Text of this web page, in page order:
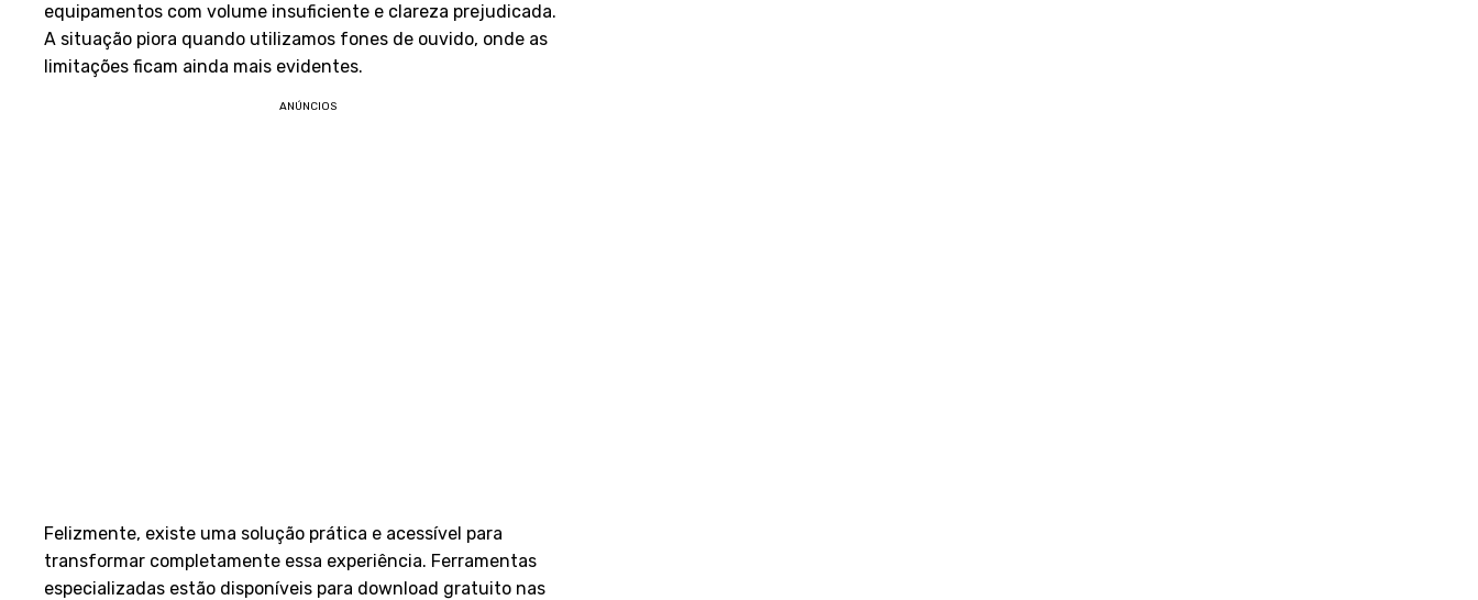
equipamentos com volume insuficiente e clareza prejudicada.
A situação piora quando utilizamos fones de ouvido, onde as
limitações ficam ainda mais evidentes.
ANÚNCIOS
Felizmente, existe uma solução prática e acessível para
transformar completamente essa experiência. Ferramentas
especializadas estão disponíveis para download gratuito nas